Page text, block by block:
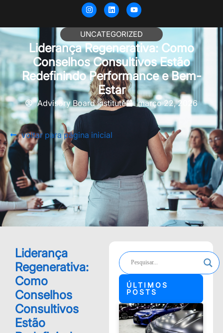
UNCATEGORIZED
Liderança Regenerativa: Como
Conselhos Consultivos Estão
Redefinindo Performance e Bem-
Estar
Advisory Board Institute março 22, 2026
voltar para página inicial
Liderança
Regenerativa:
Como
Conselhos
Consultivos
Estão
ÚLTIMOS
POSTS